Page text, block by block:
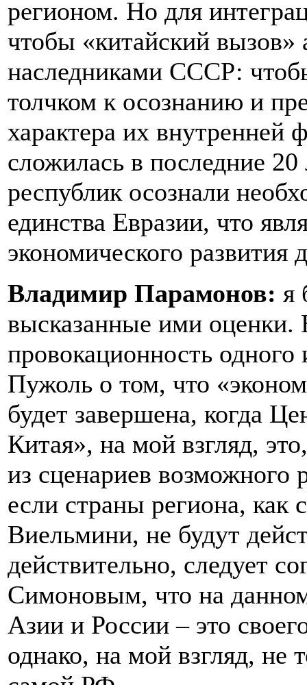
регионом. Но для
чтобы «китайский вызов»
наследниками СССР:
толчком к осознанию и
характера их внутренней
сложилась в последние
республик осознали
единства Евразии, что
экономического развития
Владимир Парамонов: я
высказанные ими оценки.
провокационность
Пужоль о том, что
будет завершена, когда
Китая», на мой взгляд,
из сценариев возможного
если страны региона, как
Виельмини, не будут
действительно, следует
Симоновым, что на
Азии и России – это
однако, на мой взгляд, не